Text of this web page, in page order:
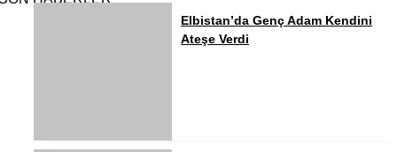
Elbistan’da Genç Adam Kendini
Ateşe Verdi